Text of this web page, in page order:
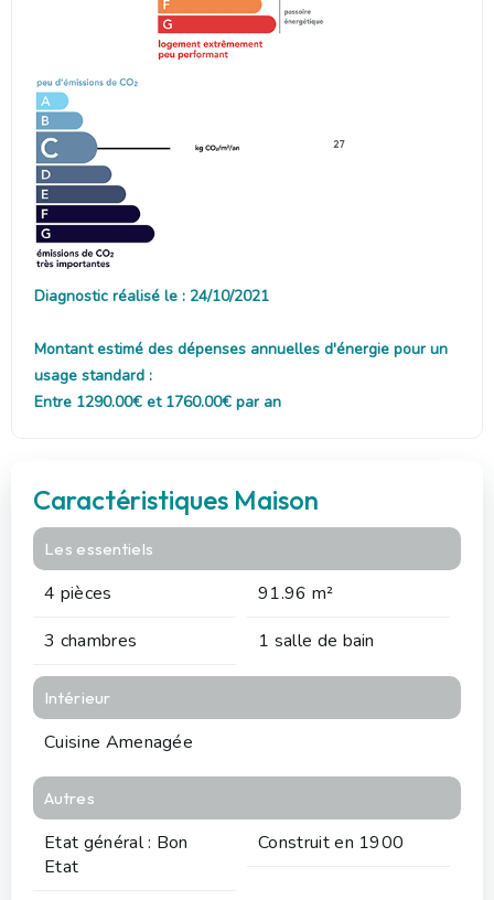
27
Diagnostic réalisé le : 24/10/2021
Montant estimé des dépenses annuelles d'énergie pour un
usage standard :
Entre 1290.00€ et 1760.00€ par an
Caractéristiques Maison
Les essentiels
4 pièces
91.96 m²
3 chambres
1 salle de bain
Intérieur
Cuisine Amenagée
Autres
Etat général : Bon
Etat
Construit en 1900